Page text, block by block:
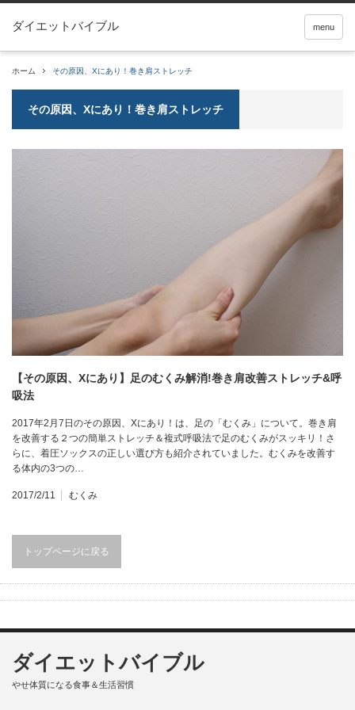
ダイエットバイブル menu
ホーム その原因、Xにあり！巻き肩ストレッチ
その原因、Xにあり！巻き肩ストレッチ
【その原因、Xにあり】足のむくみ解消!巻き肩改善ストレッチ&呼
吸法
2017年2月7日のその原因、Xにあり！は、足の「むくみ」について。巻き肩
を改善する２つの簡単ストレッチ＆複式呼吸法で足のむくみがスッキリ！さ
らに、着圧ソックスの正しい選び方も紹介されていました。むくみを改善す
る体内の3つの…
2017/2/11 むくみ
トップページに戻る
ダイエットバイブル
やせ体質になる食事＆生活習慣